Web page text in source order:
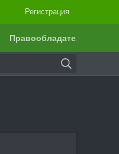
Регистрация
Правообладателям